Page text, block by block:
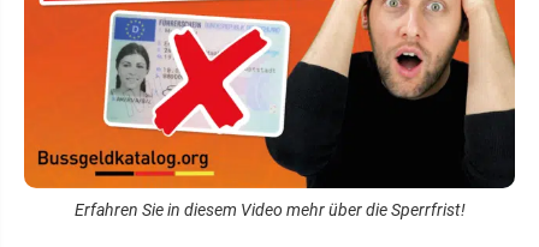
Erfahren Sie in diesem Video mehr über die Sperrfrist!